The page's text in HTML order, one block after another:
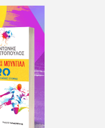
Σινεμά, είχε κάποιες
γέλιο στους φίλους
κανονικά στα σύνορα
οικογένεια του, την
έφερε σε δύσκολη
πρωτοδημοσιεύτηκε στο
στην Ελλάδα το 1998,
να πει όχι), και
κι έμειναν και
Σήμερα πλέον εργάζεται
και στη
δει περισσότερο
τον εαυτό του τυχερό
τους μεγαλύτερους